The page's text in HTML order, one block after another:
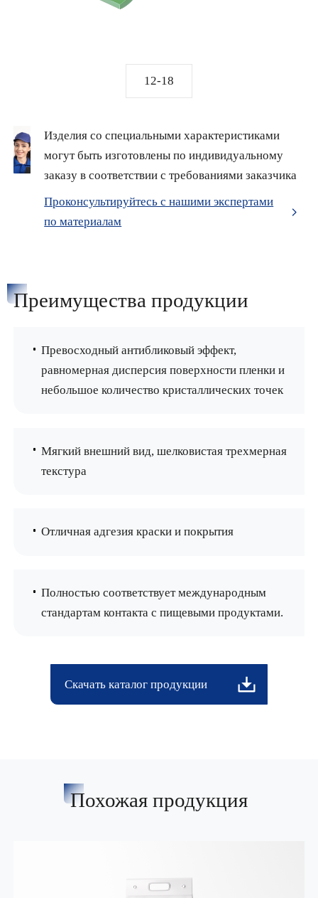
12-18
Изделия со специальными характеристиками
могут быть изготовлены по индивидуальному
заказу в соответствии с требованиями заказчика
Проконсультируйтесь с нашими экспертами
по материалам
Преимущества продукции
Превосходный антибликовый эффект,
равномерная дисперсия поверхности пленки и
небольшое количество кристаллических точек
Мягкий внешний вид, шелковистая трехмерная
текстура
Отличная адгезия краски и покрытия
Полностью соответствует международным
стандартам контакта с пищевыми продуктами.
Скачать каталог продукции
Похожая продукция